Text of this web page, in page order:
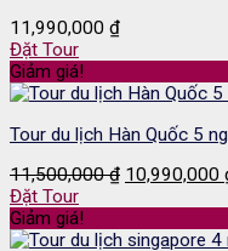
11,990,000 ₫
Đặt Tour
Giảm giá!
Tour du lịch Hàn Quốc 5
11,500,000₫ Giá
11,500,000
10,990,000
Đặt Tour
Giảm giá!